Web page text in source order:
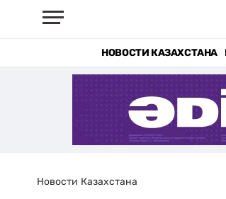
НОВОСТИ КАЗАХСТАНА
Новости Казахстана